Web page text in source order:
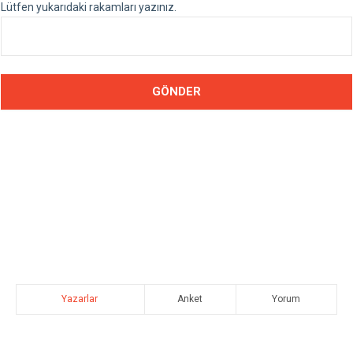
Lütfen yukarıdaki rakamları yazınız.
Yazarlar Anket Yorum